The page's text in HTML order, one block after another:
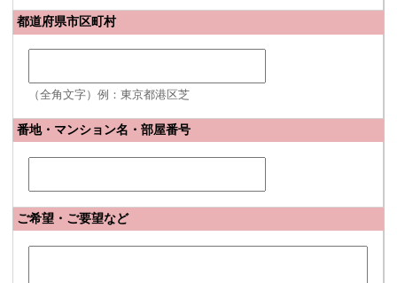
都道府県市区町村
（全角文字）例：東京都港区芝
番地・マンション名・部屋番号
ご希望・ご要望など